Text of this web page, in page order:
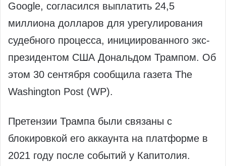
Google, согласился выплатить 24,5
миллиона долларов для урегулирования
судебного процесса, инициированного экс-
президентом США Дональдом Трампом. Об
этом 30 сентября сообщила газета The
Washington Post (WP).
Претензии Трампа были связаны с
блокировкой его аккаунта на платформе в
2021 году после событий у Капитолия.